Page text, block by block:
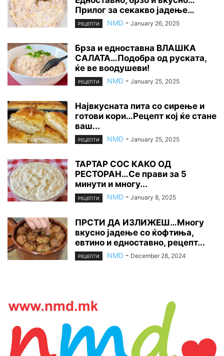
Прилог за секакво јадење…
РЕЦЕПТИ NMD - January 26, 2025
Брза и едноставна ВЛАШКА
САЛАТА…Подобра од руската,
ќе ве воодушеви!
РЕЦЕПТИ NMD - January 25, 2025
Највкусната пита со сирење и
готови кори…Рецепт кој ќе стане
ваш...
РЕЦЕПТИ NMD - January 25, 2025
ТАРТАР СОС КАКО ОД
РЕСТОРАН…Се прави за 5
минути и многу...
РЕЦЕПТИ NMD - January 8, 2025
ПРСТИ ДА ИЗЛИЖЕШ…Многу
вкусно јадење со ќофтиња,
евтино и едноставно, рецепт...
РЕЦЕПТИ NMD - December 28, 2024